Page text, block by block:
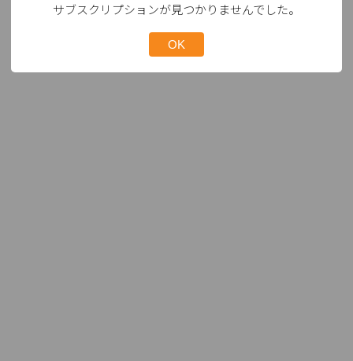
サブスクリプションが見つかりませんでした。
OK